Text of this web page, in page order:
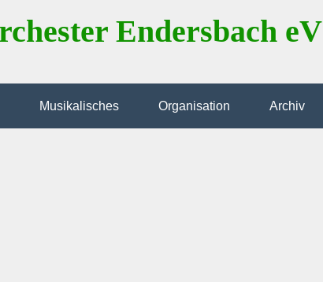
Endersbach eV
Musikalisches Organisation Archiv